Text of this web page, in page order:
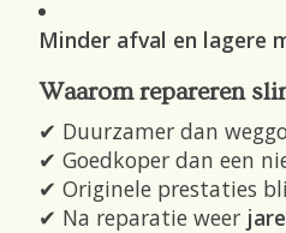
Minder afval en lagere
Waarom repareren
✔ Duurzamer dan
✔ Goedkoper dan een
✔ Originele prestaties
✔ Na reparatie weer